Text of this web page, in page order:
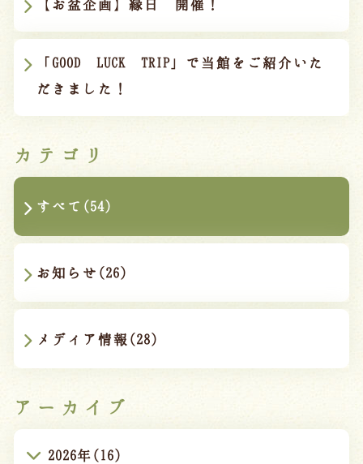
【お盆企画】縁日 開催！
「GOOD LUCK TRIP」で当館をご紹介いた
だきました！
カテゴリ
すべて(54)
お知らせ(26)
メディア情報(28)
アーカイブ
2026年(16)